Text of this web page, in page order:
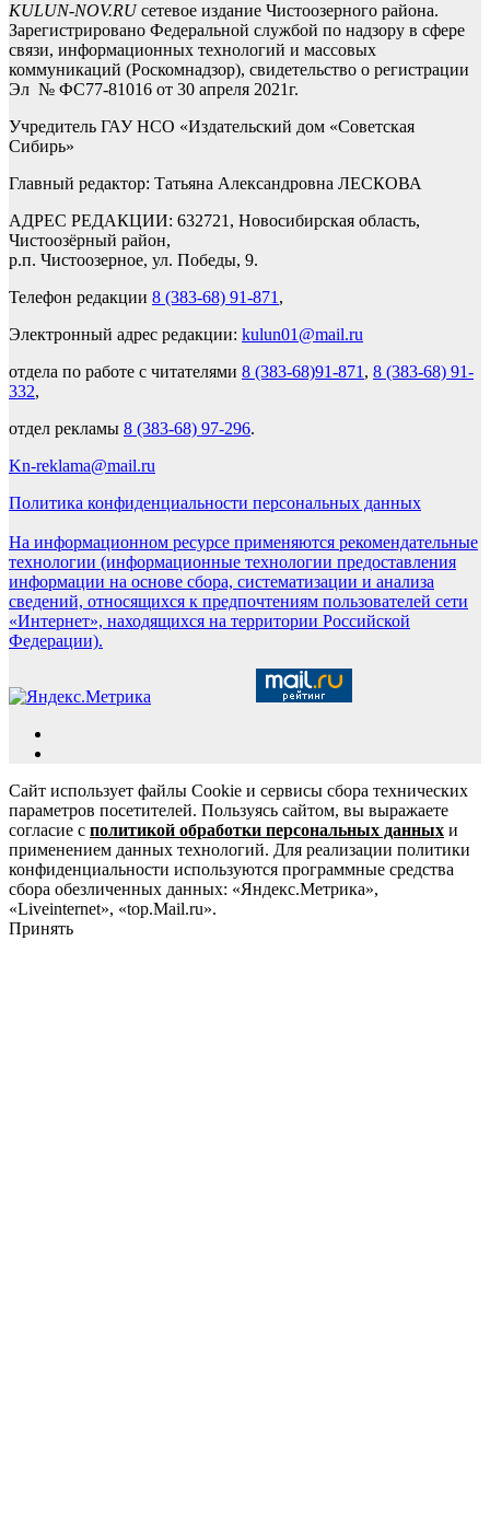
KULUN-NOV.RUсетевое издание Чистоозерного района.
Зарегистрировано Федеральной службой по надзору в сфере
связи, информационных технологий и массовых
коммуникаций (Роскомнадзор), свидетельство о регистрации
Эл № ФС77-81016 от 30 апреля 2021г.
Учредитель ГАУ НСО «Издательский дом «Советская
Сибирь»
Главный редактор: Татьяна Александровна ЛЕСКОВА
АДРЕС РЕДАКЦИИ: 632721, Новосибирская область,
Чистоозёрный район,
р.п. Чистоозерное, ул. Победы, 9.
Телефон редакции 8 (383-68) 91-871 ,
Электронный адрес редакции: kulun01@mail.ru
отдела по работе с читателями 8 (383-68)91-871 , 8 (383-68) 91-
332,
отдел рекламы 8 (383-68) 97-296.
Kn-reklama@mail.ru
Политика конфиденциальности персональных данных
На информационном ресурсе применяются рекомендательные
технологии (информационные технологии предоставления
информации на основе сбора, систематизации и анализа
сведений, относящихся к предпочтениям пользователей сети
«Интернет», находящихся на территории Российской
Федерации).
Сайт использует файлы Cookie и сервисы сбора технических
параметров посетителей. Пользуясь сайтом, вы выражаете
согласие с политикой обработки персональных данных и
применением данных технологий. Для реализации политики
конфиденциальности используются программные средства
сбора обезличенных данных: «Яндекс.Метрика»,
«Liveinternet», «top.Mail.ru».
Принять